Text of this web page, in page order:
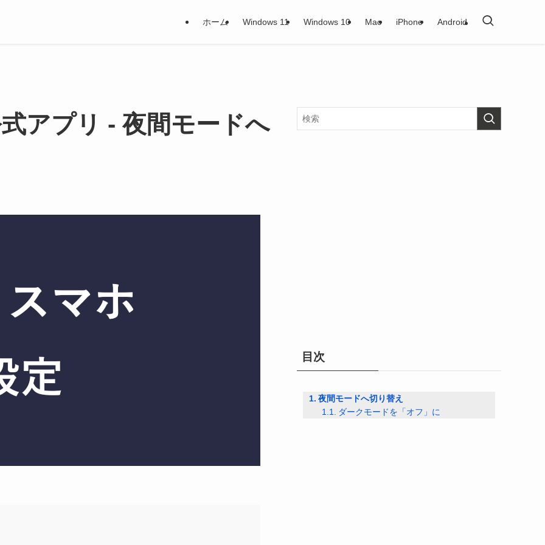
ホーム Windows 11 Windows 10 Mac iPhone Android
アプリ - 夜間モードへ
目次
夜間モードへ切り替え
ダークモードを「オフ」に